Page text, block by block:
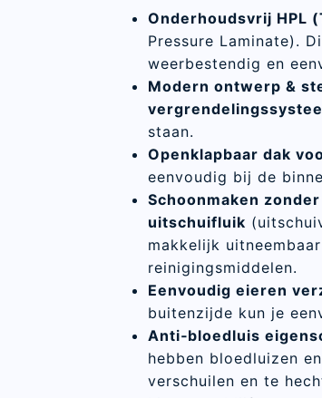
Onderhoudsvrij HPL
Pressure Laminate).
weerbestendig en
Modern ontwerp &
staan.
Openklapbaar dak
eenvoudig bij de
Schoonmaken
uitschuifluik
makkelijk
reinigingsmiddelen.
Eenvoudig eieren
buitenzijde kun je
Anti‑bloedluis
hebben bloedluizen
verschuilen en te